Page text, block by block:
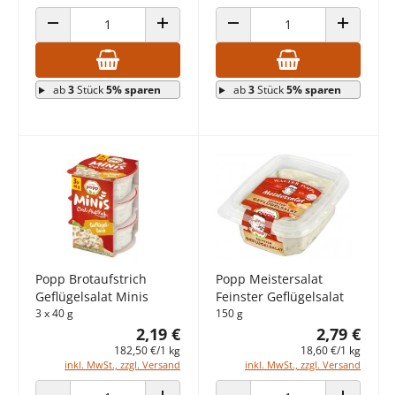
ANZAHL VERRINGERN ANZAHL ERHÖHEN
ab3Stück5% sparen
ANZAHL VERRINGERN ANZAHL
ab3Stück5% sparen
Popp Brotaufstrich
Geflügelsalat Minis
3 x 40 g
2,19 €
182,50 €/1 kg
inkl. MwSt., zzgl. Versand
Popp Meistersalat
Feinster Geflügelsalat
150 g
2,79 €
18,60 €/1 kg
inkl. MwSt., zzgl. Versand